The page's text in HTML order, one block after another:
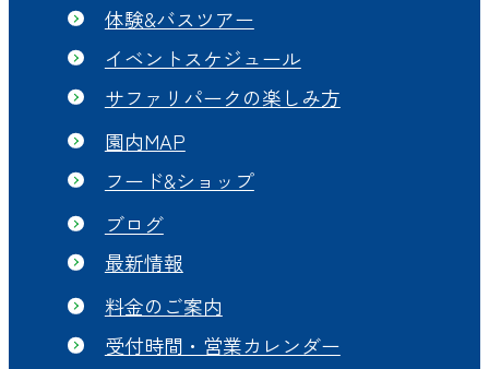
体験&バスツアー
イベントスケジュール
サファリパークの楽しみ方
園内MAP
フード&ショップ
ブログ
最新情報
料金のご案内
受付時間・営業カレンダー